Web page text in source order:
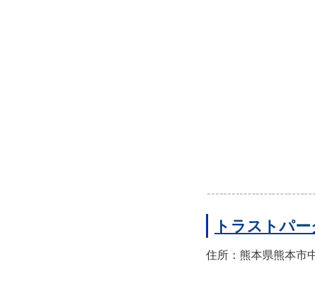
トラストパ
住所：熊本県熊本市